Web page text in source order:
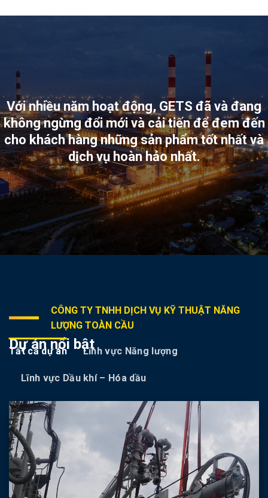
Với nhiều năm hoạt động, GETS đã và đang
không ngừng đổi mới và cải tiến để đem đến
cho khách hàng những sản phẩm tốt nhất và
dịch vụ hoàn hảo nhất.
CÔNG TY TNHH DỊCH VỤ KỸ THUẬT NĂNG
LƯỢNG TOÀN CẦU
Dự án nổi bật
Tất cả dự án Lĩnh vực Năng lượng
Lĩnh vực Dầu khí – Hóa dầu